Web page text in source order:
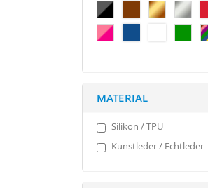
MATERIAL
Silikon / TPU
Kunstleder / Echtleder